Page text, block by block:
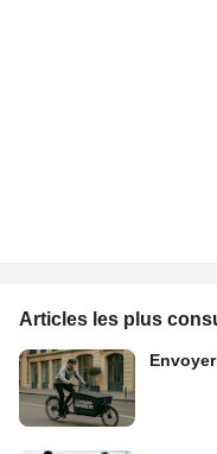
Articles les plus